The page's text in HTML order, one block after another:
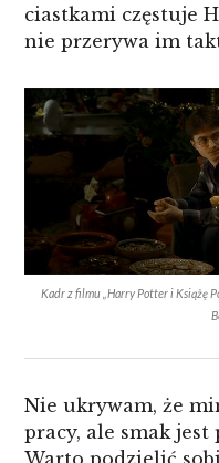
ciastkami częstuje
nie przerywa im
Kadr z filmu „Harry Potter i Książę
Nie ukrywam, że
pracy, ale smak jest
Warto podzielić